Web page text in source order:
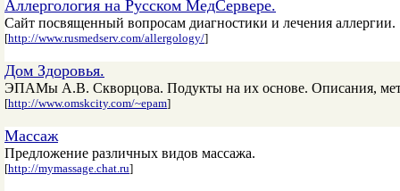
Аллергология на Русском МедСервере.
Сайт посвященный вопросам диагностики и лечения аллергии.
[http://www.rusmedserv.com/allergology/]
Дом Здоровья.
ЭПАМы А.В. Скворцова. Подукты на их основе. Описания,
[http://www.omskcity.com/~epam]
Массаж
Предложение различных видов массажа.
[http://mymassage.chat.ru]